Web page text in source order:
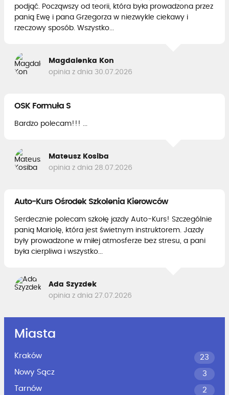
podjąć. Począwszy od teorii, która była prowadzona przez
panią Ewę i pana Grzegorza w niezwykle ciekawy i
rzeczowy sposób. Wszystko...
Magdalenka Kon
opinia z dnia 30.07.2026
OSK Formuła S
Bardzo polecam!!! ...
Mateusz Kosiba
opinia z dnia 28.07.2026
Auto-Kurs Ośrodek Szkolenia Kierowców
Serdecznie polecam szkołę jazdy Auto-Kurs! Szczególnie
panią Mariolę, która jest świetnym instruktorem. Jazdy
były prowadzone w miłej atmosferze bez stresu, a pani
była cierpliwa i wszystko...
Ada Szyzdek
opinia z dnia 27.07.2026
Miasta
Kraków
23
Nowy Sącz
3
Tarnów
2